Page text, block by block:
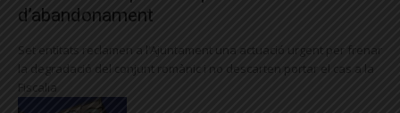
d’abandonament
Set entitats reclamen a l’Ajuntament una actuació urgent per frenar
la degradació del conjunt romànic i no descarten portar el cas a la
Fiscalia